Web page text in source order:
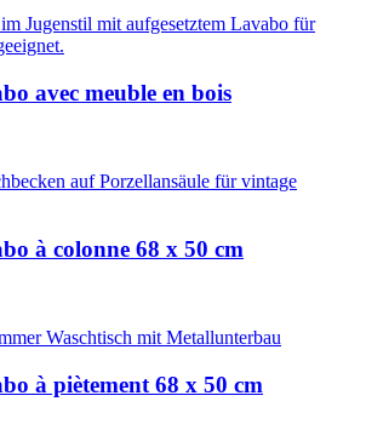
avec meuble en bois
à colonne 68 x 50 cm
à piètement 68 x 50 cm